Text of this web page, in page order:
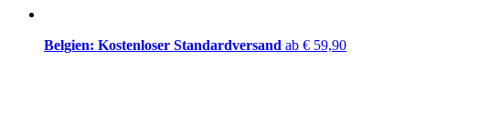
Belgien: Kostenloser Standardversand ab € 59,90